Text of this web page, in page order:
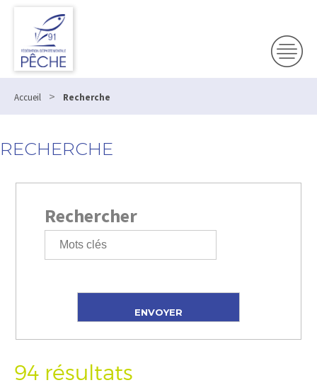
Accueil > Recherche
RECHERCHE
Rechercher
94 résultats